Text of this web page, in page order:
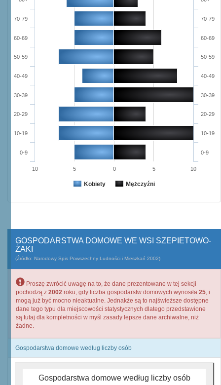
Kobiety Mężczyźni
0-9
10-19
20-29
30-39
40-49
50-59
60-69
70-79
0-9
10-19
20-29
30-39
40-49
50-59
60-69
70-79
10 5 0 5 10
GOSPODARSTWA DOMOWE WE WSI SZEPIETOWO-
ŻAKI
(Źródło: Narodowy Spis Powszechny Ludności i Mieszkań 2002)
Proszę zwrócić uwagę na to, że dane prezentowane w tej sekcji
pochodzą z 2002 roku, gdy liczba gospodarstw domowych wynosiła 25, i
mogą już być mocno nieaktualne. Jednakże są to najświeższe dostępne
dane tego typu dla miejscowości statystycznych dlatego przedstawione
są tutaj dla kompletności w myśl zasady lepsze dane archiwalne, niż
żadne.
Gospodarstwa domowe według liczby osób
Gospodarstwa domowe według liczby osób